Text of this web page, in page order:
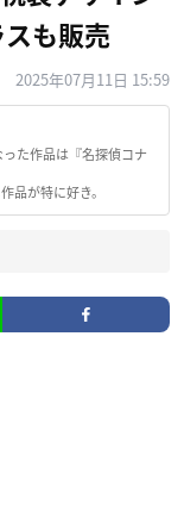
も販売
2025年07月11日 15:59
た作品は『名探偵コナ
品が特に好き。